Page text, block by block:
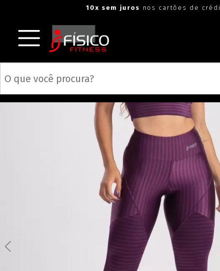
10x sem juros nos cartões de